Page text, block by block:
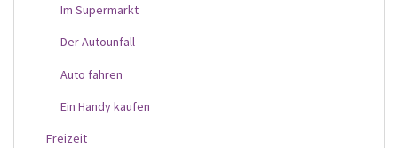
Im Supermarkt
Der Autounfall
Auto fahren
Ein Handy kaufen
Freizeit